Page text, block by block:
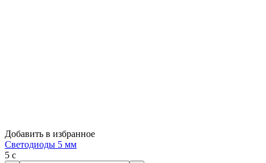
Добавить в избранное
Светодиоды 5 мм
5 c